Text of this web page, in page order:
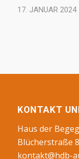
17. JANUAR 2024
KONTAKT
Haus der
Blücherstraße
kontakt@hdb-